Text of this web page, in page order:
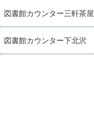
図書館カウンター三軒茶屋
図書館カウンター下北沢